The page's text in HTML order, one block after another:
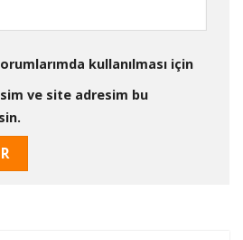
kullanılması için
ve site adresim bu